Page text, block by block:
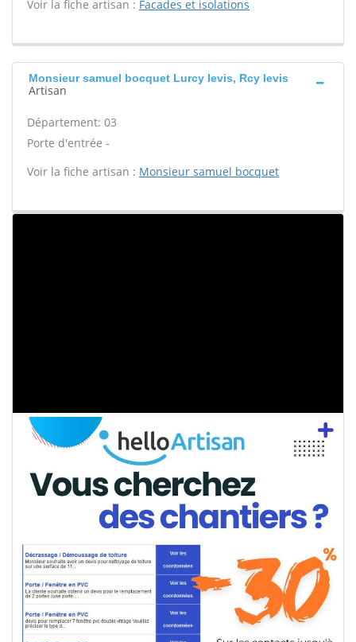
Voir la fiche artisan : Facades et isolations
Monsieur samuel bocquet Lurcy levis, Rcy levis
Artisan
Département: 03
Porte d'entrée -
Voir la fiche artisan : Monsieur samuel bocquet